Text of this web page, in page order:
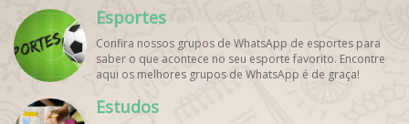
Esportes
Confira nossos grupos de WhatsApp de esportes para
saber o que acontece no seu esporte favorito. Encontre
aqui os melhores grupos de WhatsApp é de graça!
Estudos